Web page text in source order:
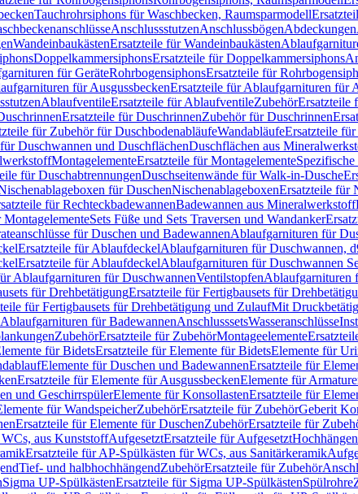
Tauchrohrsiphons für Waschbecken, Raumsparmodell
AnschlussstutzenAnschlussbögenAbdeckungen
WandeinbaukästenErsatzteile für Wandeinbaukästen
DoppelkammersiphonsErsatzteile für Doppelkammersiphons
für GeräteRohrbogensiphonsErsatzteile für
für AusgussbeckenErsatzteile für Ablaufgarnituren für
AblaufventileErsatzteile für AblaufventileZubehörErsatzteile
Ersatzteile für DuschrinnenZubehör für Duschrinnen
für Zubehör für DuschbodenabläufeWandabläufeErsatzteile
Duschwannen und DuschflächenDuschflächen aus
MontagelementeErsatzteile für Montagelemente
für DuschabtrennungenDuschseitenwände für Walk-in-Dusche
für DuschenNischenablageboxenErsatzteile für
für RechteckbadewannenBadewannen aus Mineralwerkstoff
Sets Füße und Sets Traversen und Wandanker
für Duschen und BadewannenAblaufgarnituren für
Ersatzteile für AblaufdeckelAblaufgarnituren für Duschwannen,
Ersatzteile für AblaufdeckelAblaufgarnituren für Duschwannen
Ablaufgarnituren für DuschwannenVentilstopfenAblaufgarnituren
für DrehbetätigungErsatzteile für Fertigbausets für
für Fertigbausets für Drehbetätigung und ZulaufMit
für BadewannenAnschlusssetsWasseranschlüsse
ZubehörErsatzteile für ZubehörMontageelemente
für BidetsErsatzteile für Elemente für BidetsElemente für
Elemente für Duschen und BadewannenErsatzteile für
Ersatzteile für Elemente für AusgussbeckenElemente für
und GeschirrspülerElemente für KonsollastenErsatzteile für
für WandspeicherZubehörErsatzteile für ZubehörGeberit
Ersatzteile für Elemente für DuschenZubehörErsatzteile für
aus KunststoffAufgesetztErsatzteile für Aufgesetzt
Ersatzteile für AP-Spülkästen für WCs, aus Sanitärkeramik
Tief- und halbhochhängendZubehörErsatzteile für Zubehör
Sigma UP-SpülkästenErsatzteile für Sigma UP-SpülkästenSpülrohre